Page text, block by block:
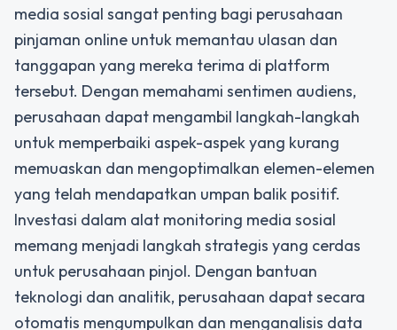
media sosial sangat penting bagi perusahaan
pinjaman online untuk memantau ulasan dan
tanggapan yang mereka terima di platform
tersebut. Dengan memahami sentimen audiens,
perusahaan dapat mengambil langkah-langkah
untuk memperbaiki aspek-aspek yang kurang
memuaskan dan mengoptimalkan elemen-elemen
yang telah mendapatkan umpan balik positif.
Investasi dalam alat monitoring media sosial
memang menjadi langkah strategis yang cerdas
untuk perusahaan pinjol. Dengan bantuan
teknologi dan analitik, perusahaan dapat secara
otomatis mengumpulkan dan menganalisis data